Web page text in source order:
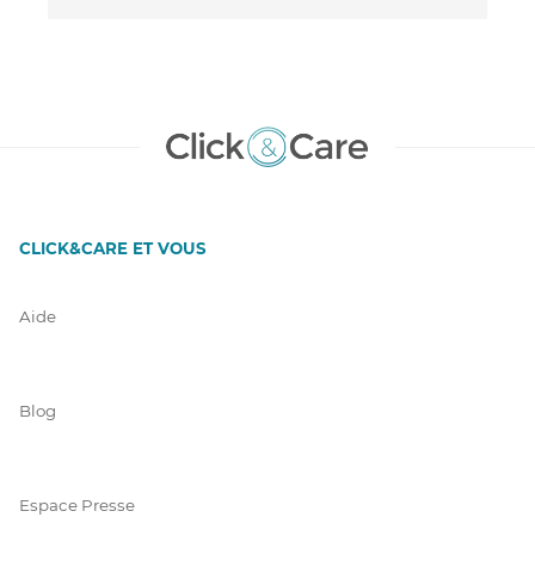
CLICK&CARE ET VOUS
Aide
Blog
Espace Presse